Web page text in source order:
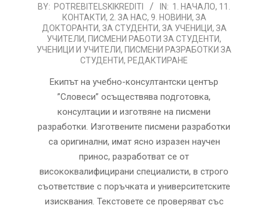
2026-
BY: POTREBITELSKIKREDITI IN: 1. НАЧАЛО, 11.
КОНТАКТИ, 2. ЗА НАС, 9. НОВИНИ, ЗА
ДОКТОРАНТИ, ЗА СТУДЕНТИ, ЗА УЧЕНИЦИ, ЗА
УЧИТЕЛИ, ПИСМЕНИ РАБОТИ ЗА СТУДЕНТИ,
УЧЕНИЦИ И УЧИТЕЛИ, ПИСМЕНИ РАЗРАБОТКИ ЗА
СТУДЕНТИ, РЕДАКТИРАНЕ
Екипът на учебно-консултантски център
”Словеси” осъществява подготовка,
консултации и изготвяне на писмени
разработки. Изготвeните писмени разработки
са оригинални, имат ясно изразен научен
принос, разработват се от
висококвалифицирани специалисти, в строго
съответствие с поръчката и университетските
изисквания. Текстовете се проверяват със